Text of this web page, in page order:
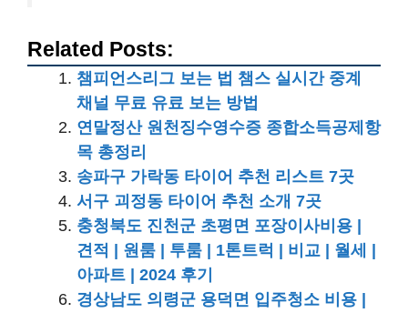
Related Posts:
챔피언스리그 보는 법 챔스 실시간 중계
채널 무료 유료 보는 방법
연말정산 원천징수영수증 종합소득공제항
목 총정리
송파구 가락동 타이어 추천 리스트 7곳
서구 괴정동 타이어 추천 소개 7곳
충청북도 진천군 초평면 포장이사비용 |
견적 | 원룸 | 투룸 | 1톤트럭 | 비교 | 월세 |
아파트 | 2024 후기
경상남도 의령군 용덕면 입주청소 비용 |